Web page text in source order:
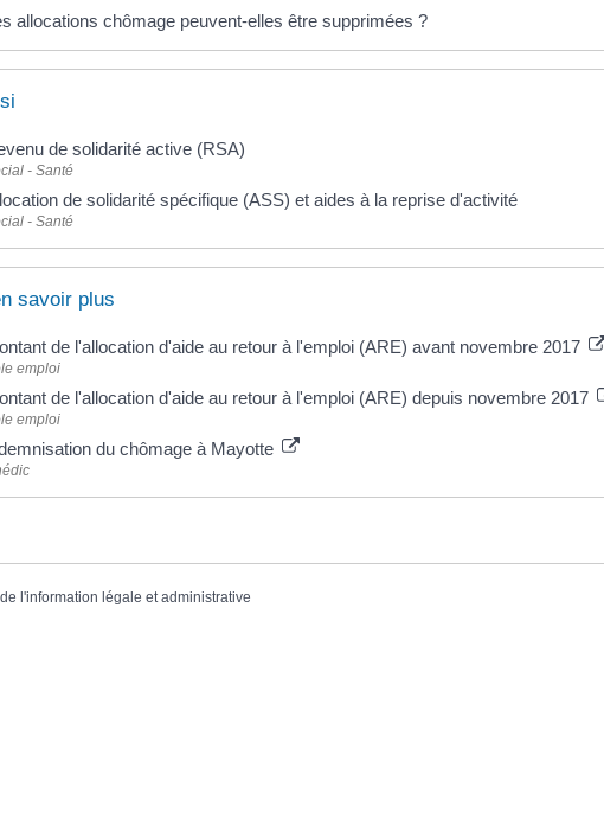
allocations chômage peuvent-elles être supprimées ?
de solidarité active (RSA)
- Santé
de solidarité spécifique (ASS) et aides à la reprise d'activité
- Santé
savoir plus
de l'allocation d'aide au retour à l'emploi (ARE) avant novembre 2017
emploi
de l'allocation d'aide au retour à l'emploi (ARE) depuis novembre 2017
emploi
du chômage à Mayotte
l'information légale et administrative